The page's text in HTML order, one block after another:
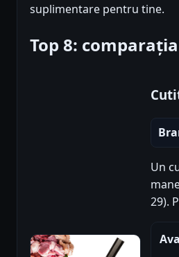
suplimentare pentru tine.
Top 8:
Un
29).